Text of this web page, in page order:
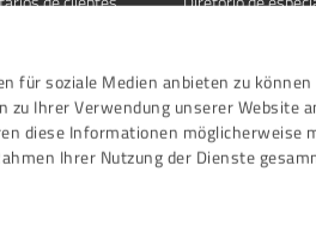
für soziale Medien anbieten zu können
Ihrer Verwendung unserer Website
diese Informationen möglicherweise
Ihrer Nutzung der Dienste